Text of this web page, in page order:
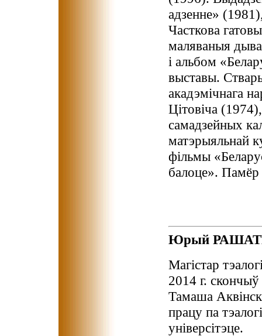
адзенне»
Часткова
маляваныя
i альбом
выставы.
акадэмiчнага
Цiтовiча
самадзейных
матэрыяльнай
фiльмы
балоце». Памёр
Юрый
Магістар
2014 г.
Тамаша
працу па
універсітэце.